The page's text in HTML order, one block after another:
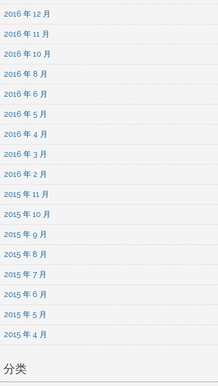
2016 年 12 月
2016 年 11 月
2016 年 10 月
2016 年 8 月
2016 年 6 月
2016 年 5 月
2016 年 4 月
2016 年 3 月
2016 年 2 月
2015 年 11 月
2015 年 10 月
2015 年 9 月
2015 年 8 月
2015 年 7 月
2015 年 6 月
2015 年 5 月
2015 年 4 月
分类